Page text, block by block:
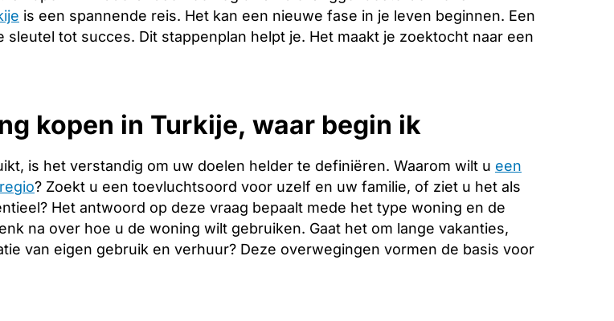
is een spannende reis. Het kan een nieuwe fase in je leven beginnen. Een
tot succes. Dit stappenplan helpt je. Het maakt je zoektocht naar een
kopen in Turkije, waar begin ik
is het verstandig om uw doelen helder te definiëren. Waarom wilt u een
? Zoekt u een toevluchtsoord voor uzelf en uw familie, of ziet u het als
Het antwoord op deze vraag bepaalt mede het type woning en de
na over hoe u de woning wilt gebruiken. Gaat het om lange vakanties,
van eigen gebruik en verhuur? Deze overwegingen vormen de basis voor